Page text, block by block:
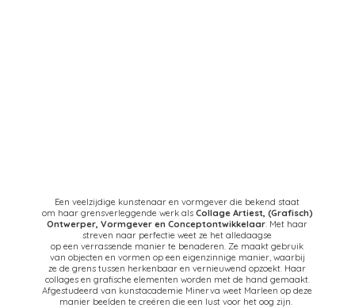
Een veelzijdige kunstenaar en vormgever die bekend staat
om haar grensverleggende werk als Collage Artiest, (Grafisch)
Ontwerper, Vormgever en Conceptontwikkelaar. Met haar
streven naar perfectie weet ze het alledaagse
op een verrassende manier te benaderen. Ze maakt gebruik
van objecten en vormen op een eigenzinnige manier, waarbij
ze de grens tussen herkenbaar en vernieuwend opzoekt. Haar
collages en grafische elementen worden met de hand gemaakt.
Afgestudeerd van kunstacademie Minerva weet Marleen op deze
manier beelden te creëren die een lust voor het oog zijn.